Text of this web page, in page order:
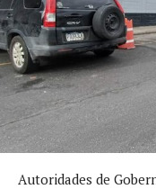
Autoridades de